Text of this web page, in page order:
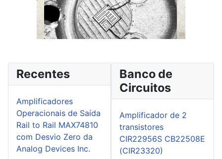
Recentes
Amplificadores
Operacionais de Saída
Rail to Rail MAX74810
com Desvio Zero da
Analog Devices Inc.
Banco de
Circuitos
Amplificador de 2
transistores
CIR22956S CB22508E
(CIR23320)